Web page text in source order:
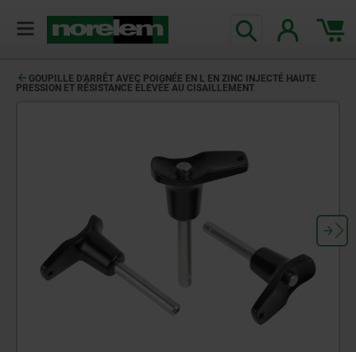
GOUPILLE D'ARRÊT AVEC POIGNÉE EN L EN ZINC INJECTÉ HAUTE
PRESSION ET RÉSISTANCE ÉLEVÉE AU CISAILLEMENT